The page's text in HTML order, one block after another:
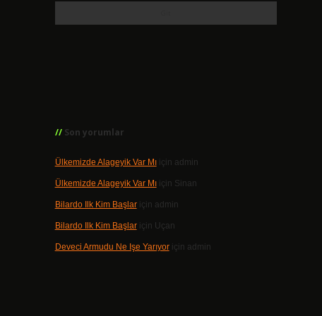
Son yorumlar
Ülkemizde Alageyik Var Mıiçin admin
Ülkemizde Alageyik Var Mıiçin Sinan
Bilardo Ilk Kim Başlariçin admin
Bilardo Ilk Kim Başlariçin Uçan
Deveci Armudu Ne Işe Yarıyoriçin admin